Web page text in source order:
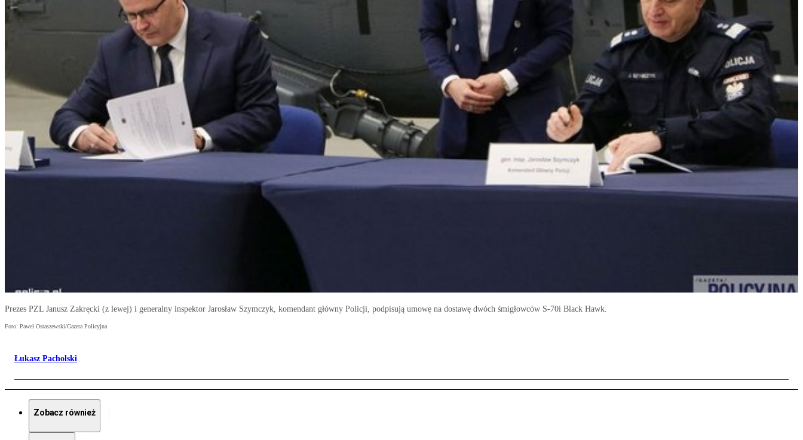
Prezes PZL Janusz Zakręcki (z lewej) i generalny inspektor Jarosław Szymczyk, komendant główny Policji, podpisują umowę na dostawę dwóch śmigłowców S-70i Black Hawk.
Foto: Paweł Ostaszewski/Gazeta Policyjna
Łukasz Pacholski
Zobacz również